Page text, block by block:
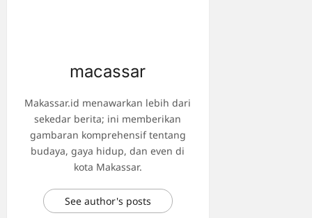
macassar
Makassar.id menawarkan lebih dari
sekedar berita; ini memberikan
gambaran komprehensif tentang
budaya, gaya hidup, dan even di
kota Makassar.
See author's posts